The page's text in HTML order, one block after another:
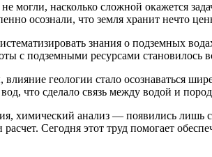
могли, насколько сложной окажется
осознали, что земля хранит нечто
знания о подземных
с подземными ресурсами становилось
геологии стало осознаваться
что сделало связь между водой и
химический анализ — появились лишь
Сегодня этот труд помогает